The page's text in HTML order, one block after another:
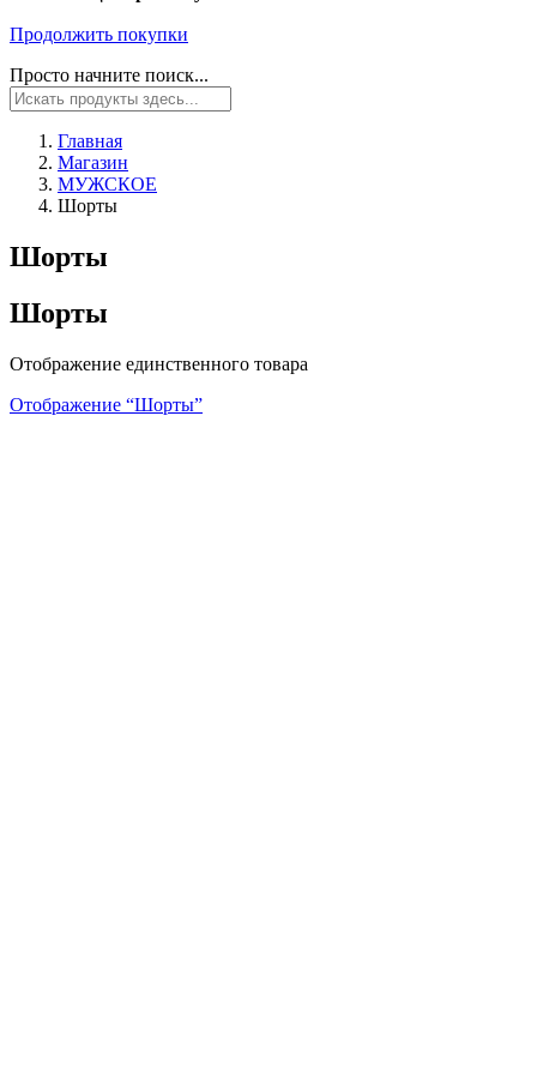
Продолжить покупки
Просто начните поиск...
Главная
Магазин
МУЖСКОЕ
Шорты
Шорты
Шорты
Отображение единственного товара
Отображение “Шорты”